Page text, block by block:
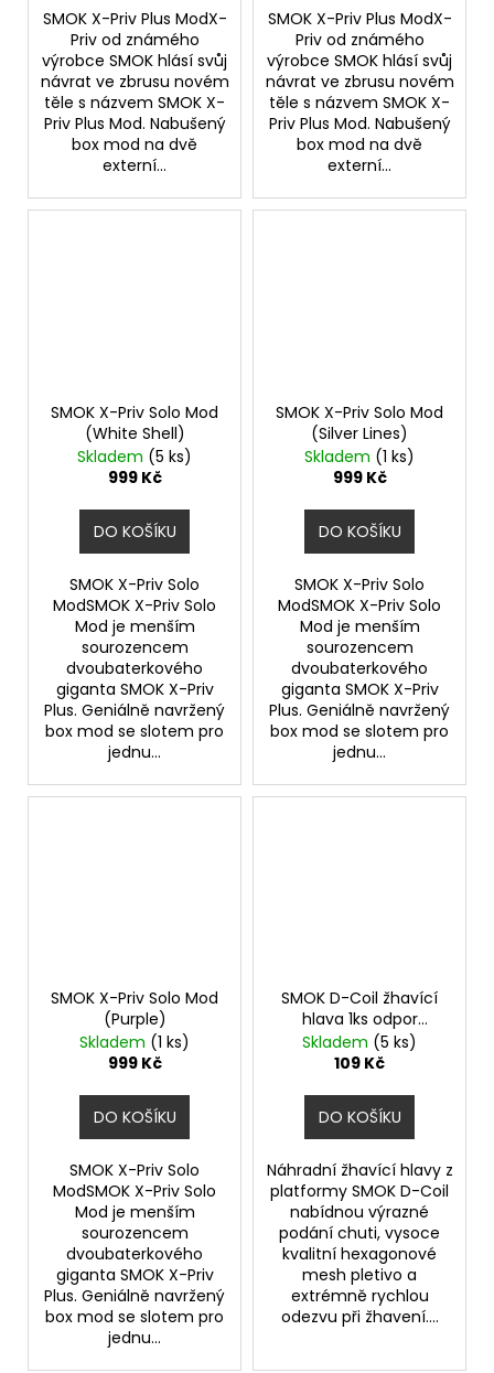
SMOK X-Priv Plus ModX-
Priv od známého
výrobce SMOK hlásí svůj
návrat ve zbrusu novém
těle s názvem SMOK X-
Priv Plus Mod. Nabušený
box mod na dvě
externí...
SMOK X-Priv Plus ModX-
Priv od známého
výrobce SMOK hlásí svůj
návrat ve zbrusu novém
těle s názvem SMOK X-
Priv Plus Mod. Nabušený
box mod na dvě
externí...
SMOK X-Priv Solo Mod
(White Shell)
Skladem (5 ks)
999 Kč
DO KOŠÍKU
SMOK X-Priv Solo
ModSMOK X-Priv Solo
Mod je menším
sourozencem
dvoubaterkového
giganta SMOK X-Priv
Plus. Geniálně navržený
box mod se slotem pro
jednu...
SMOK X-Priv Solo Mod
(Silver Lines)
Skladem (1 ks)
999 Kč
DO KOŠÍKU
SMOK X-Priv Solo
ModSMOK X-Priv Solo
Mod je menším
sourozencem
dvoubaterkového
giganta SMOK X-Priv
Plus. Geniálně navržený
box mod se slotem pro
jednu...
SMOK X-Priv Solo Mod
(Purple)
Skladem (1 ks)
999 Kč
DO KOŠÍKU
SMOK X-Priv Solo
ModSMOK X-Priv Solo
Mod je menším
sourozencem
dvoubaterkového
giganta SMOK X-Priv
Plus. Geniálně navržený
box mod se slotem pro
jednu...
SMOK D-Coil žhavící
hlava 1ks odpor
0,23ohm
Skladem (5 ks)
109 Kč
DO KOŠÍKU
Náhradní žhavící hlavy z
platformy SMOK D-Coil
nabídnou výrazné
podání chuti, vysoce
kvalitní hexagonové
mesh pletivo a
extrémně rychlou
odezvu při žhavení....